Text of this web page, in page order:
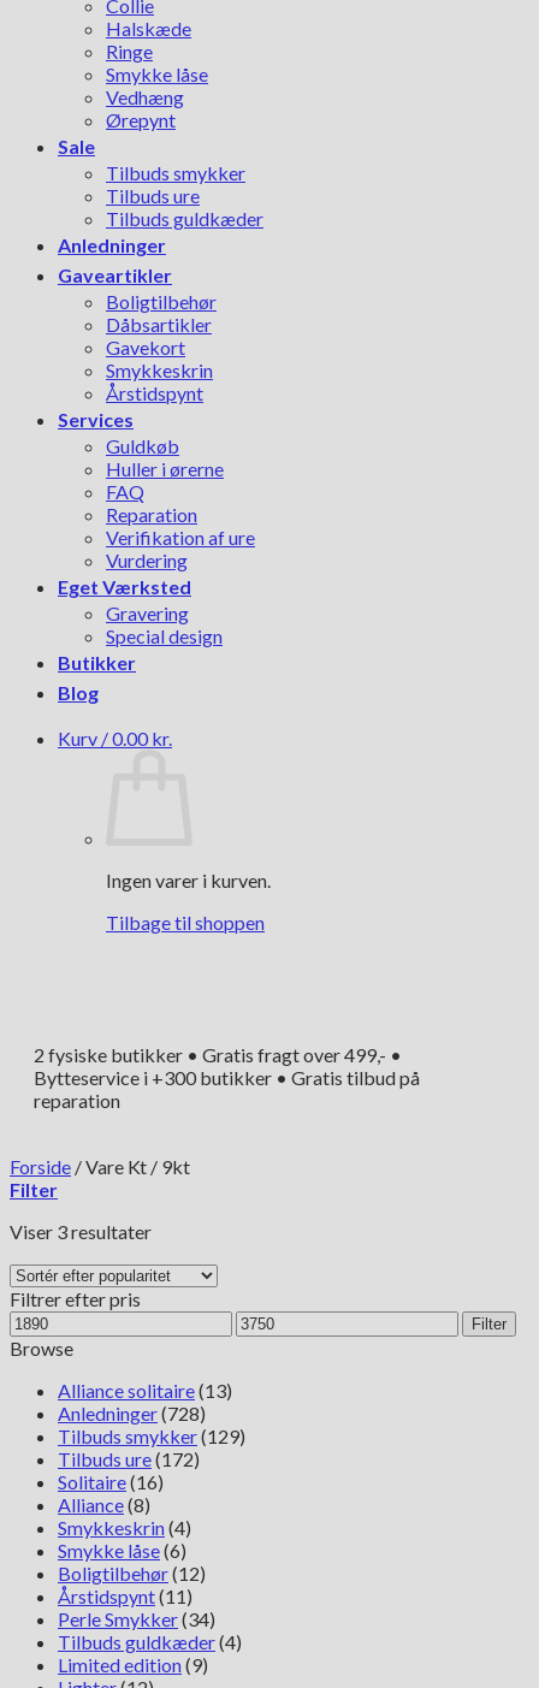
Collie
Halskæde
Ringe
Smykke låse
Vedhæng
Ørepynt
Sale
Tilbuds smykker
Tilbuds ure
Tilbuds guldkæder
Anledninger
Gaveartikler
Boligtilbehør
Dåbsartikler
Gavekort
Smykkeskrin
Årstidspynt
Services
Guldkøb
Huller i ørerne
FAQ
Reparation
Verifikation af ure
Vurdering
Eget Værksted
Gravering
Special design
Butikker
Blog
Kurv /0.00 kr.
Ingen varer i kurven.
Tilbage til shoppen
2 fysiske butikker • Gratis fragt over 499,- •
Bytteservice i +300 butikker • Gratis tilbud på
reparation
Forside /Vare Kt / 9kt
Filter
Viser 3 resultaterSorteret
popularitet
Filtrer efter pris
Mindste
pris
Højeste
pris
Filter
Browse
Alliance solitaire(13)
Anledninger(728)
Tilbuds smykker(129)
Tilbuds ure(172)
Solitaire(16)
Alliance(8)
Smykkeskrin(4)
Smykke låse(6)
Boligtilbehør(12)
Årstidspynt(11)
Perle Smykker(34)
Tilbuds guldkæder(4)
Limited edition(9)